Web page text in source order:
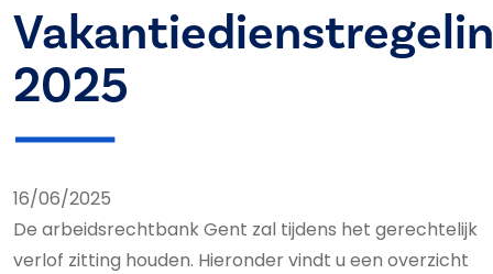
2025
16/06/2025
De arbeidsrechtbank Gent zal tijdens het gerechtelijk
verlof zitting houden. Hieronder vindt u een overzicht